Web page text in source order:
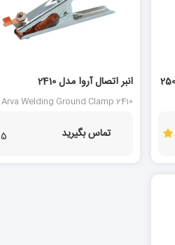
انبر اتصال آروا مدل 2410
Arva Welding Ground Clamp 2410
تماس بگیرید 5